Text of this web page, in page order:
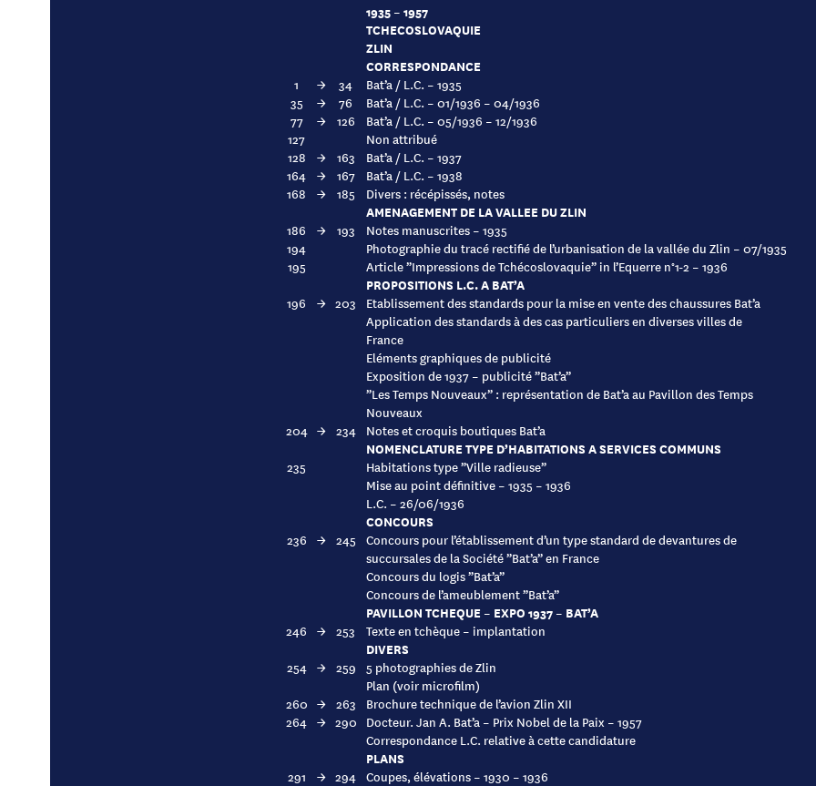
1935 – 1957
TCHECOSLOVAQUIE
ZLIN
CORRESPONDANCE
1 → 34
Bat’a / L.C. – 1935
35
→ 76
Bat’a / L.C. – 01/1936 – 04/1936
77
→ 126
Bat’a / L.C. – 05/1936 – 12/1936
127
Non attribué
128
→ 163
Bat’a / L.C. – 1937
164 → 167
Bat’a / L.C. – 1938
168
→ 185 Divers : récépissés, notes
AMENAGEMENT DE LA VALLEE DU ZLIN
186 → 193
Notes manuscrites – 1935
194
Photographie du tracé rectifié de l’urbanisation de la vallée du Zlin – 07/1935
195
Article ”Impressions de Tchécoslovaquie” in l’Equerre n°1-2 – 1936
PROPOSITIONS L.C. A BAT’A
196 → 203
Etablissement des standards pour la mise en vente des chaussures Bat’a
Application des standards à des cas particuliers en diverses villes de
France
Eléments graphiques de publicité
Exposition de 1937 – publicité ”Bat’a”
”Les Temps Nouveaux” : représentation de Bat’a au Pavillon des Temps
Nouveaux
204 → 234 Notes et croquis boutiques Bat’a
NOMENCLATURE TYPE D’HABITATIONS A SERVICES COMMUNS
235
Habitations type ”Ville radieuse”
Mise au point définitive – 1935 – 1936
L.C. – 26/06/1936
CONCOURS
236 → 245 Concours pour l’établissement d’un type standard de devantures de
succursales de la Société ”Bat’a” en France
Concours du logis ”Bat’a”
Concours de l’ameublement ”Bat’a”
PAVILLON TCHEQUE – EXPO 1937 – BAT’A
246 → 253 Texte en tchèque – implantation
DIVERS
254 → 259 5 photographies de Zlin
Plan (voir microfilm)
260 → 263
Brochure technique de l’avion Zlin XII
264 → 290 Docteur. Jan A. Bat’a – Prix Nobel de la Paix – 1957
Correspondance L.C. relative à cette candidature
PLANS
291 → 294 Coupes, élévations – 1930 – 1936